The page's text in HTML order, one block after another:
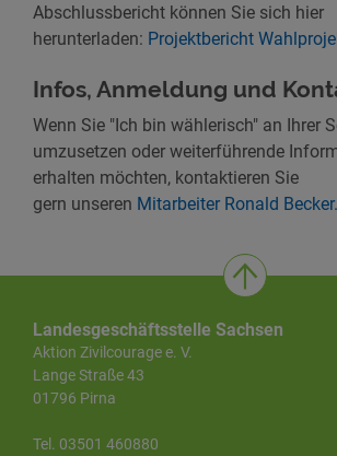
Abschlussbericht können Sie sich hier
herunterladen: Projektbericht
Infos, Anmeldung und
Wenn Sie "Ich bin wählerisch" an Ihrer
umzusetzen oder weiterführende
erhalten möchten, kontaktieren Sie
gern unseren Mitarbeiter Ronald Becker.
Landesgeschäftsstelle Sachsen
Aktion Zivilcourage e. V.
Lange Straße 43
01796 Pirna
Tel. 03501 460880